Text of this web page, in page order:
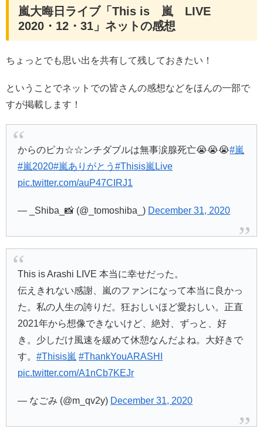
嵐大晦日ライブ「This is 嵐 LIVE
2020・12・31」ネットの感想
ちょっとでも思い出を共有して残しておきたい！
ということでネットでの皆さんの感想などをほんの一部で
すが掲載します！
からのピカ☆☆ンチダブルは無事涙腺死亡😭😭😭#嵐
#嵐2020#嵐ありがとう#Thisis嵐Live
pic.twitter.com/auP47CIRJ1
— _Shiba_📸 (@_tomoshiba_) December 31, 2020
This is Arashi LIVE 本当に幸せだった。
伝えきれない感謝、嵐のファンになって本当に良かっ
た。私の人生の誇りだ。狂おしいほど愛おしい。正直
2021年から想像できないけど、絶対、ずっと、好
き。少しだけ風速を緩めて休憩なんだよね。大好きで
す。#Thisis嵐 #ThankYouARASHI
pic.twitter.com/A1nCb7KEJr
— なごみ (@m_qv2y) December 31, 2020